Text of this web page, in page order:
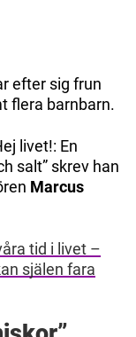
efter sig frun
flera barnbarn.
livet!: En
salt” skrev han
Marcus
tid i livet –
själen fara